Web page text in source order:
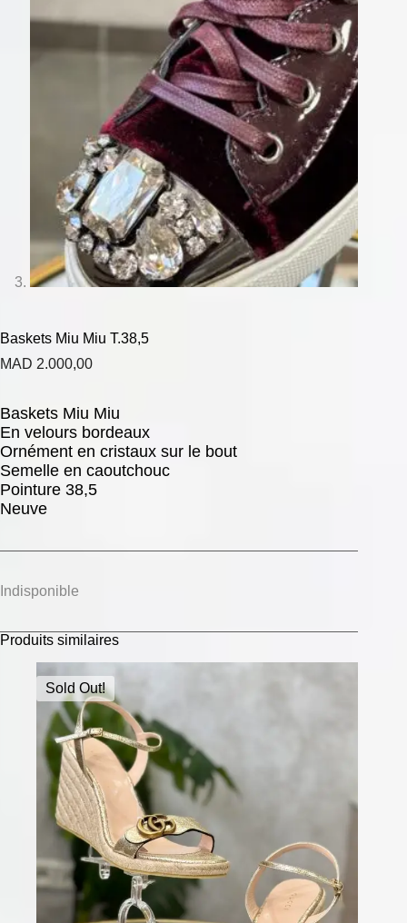
Baskets Miu Miu T.38,5
MAD 2.000,00
Baskets Miu Miu
En velours bordeaux
Ornément en cristaux sur le bout
Semelle en caoutchouc
Pointure 38,5
Neuve
Indisponible
Produits similaires
Sold Out!